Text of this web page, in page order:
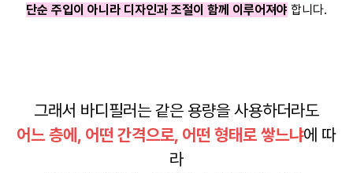
단순 주입이 아니라 디자인과 조절이 함께 이루어져야 합니다.
그래서 바디필러는 같은 용량을 사용하더라도
어느 층에, 어떤 간격으로, 어떤 형태로 쌓느냐에 따
라